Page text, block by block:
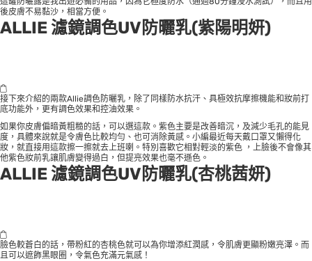
後皮膚不易黏沙，相當方便。
ALLIE 濾鏡調色UV防曬乳(紫陽明妍)
接下來介紹的兩款Allie調色防曬乳，除了同樣防水抗汗、具極效抗摩擦機能和妝前打
底功能外，更有調色效果和控油效果。
如果你皮膚偏暗黃粗糙的話，可以選這款。紫色主要是改善暗沉，及減少毛孔的能見
度，具體來說就是令膚色比較均勻、也可消除黃感。小編最近每天戴口罩又懶得化
妝，就直接用這款擦一擦就去上班喇。特別喜歡它相對輕淡的紫色 ，上臉後不會像其
他紫色妝前乳讓肌膚變得過白，但提亮效果也毫不遜色。
ALLIE 濾鏡調色UV防曬乳(杏桃茜妍)
臉色較蒼白的話，帶粉紅的杏桃色就可以為你增添紅潤感，令肌膚更顯粉嫩亮澤。而
且可以遮飾黑眼圈，令氣色充滿元氣感！